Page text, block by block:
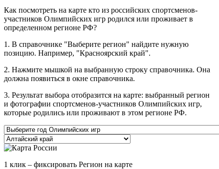
Как посмотреть на карте кто из российских спортсменов-
участников Олимпийских игр родился или проживает в
определенном регионе РФ?
1. В справочнике "Выберите регион" найдите нужную
позицию. Например, "Красноярский край".
2. Нажмите мышкой на выбранную строку справочника. Она
должна появиться в окне справочника.
3. Результат выбора отобразится на карте: выбранный регион
и фотографии спортсменов-участников Олимпийских игр,
которые родились или проживают в этом регионе РФ.
1 клик – фиксировать Регион на карте